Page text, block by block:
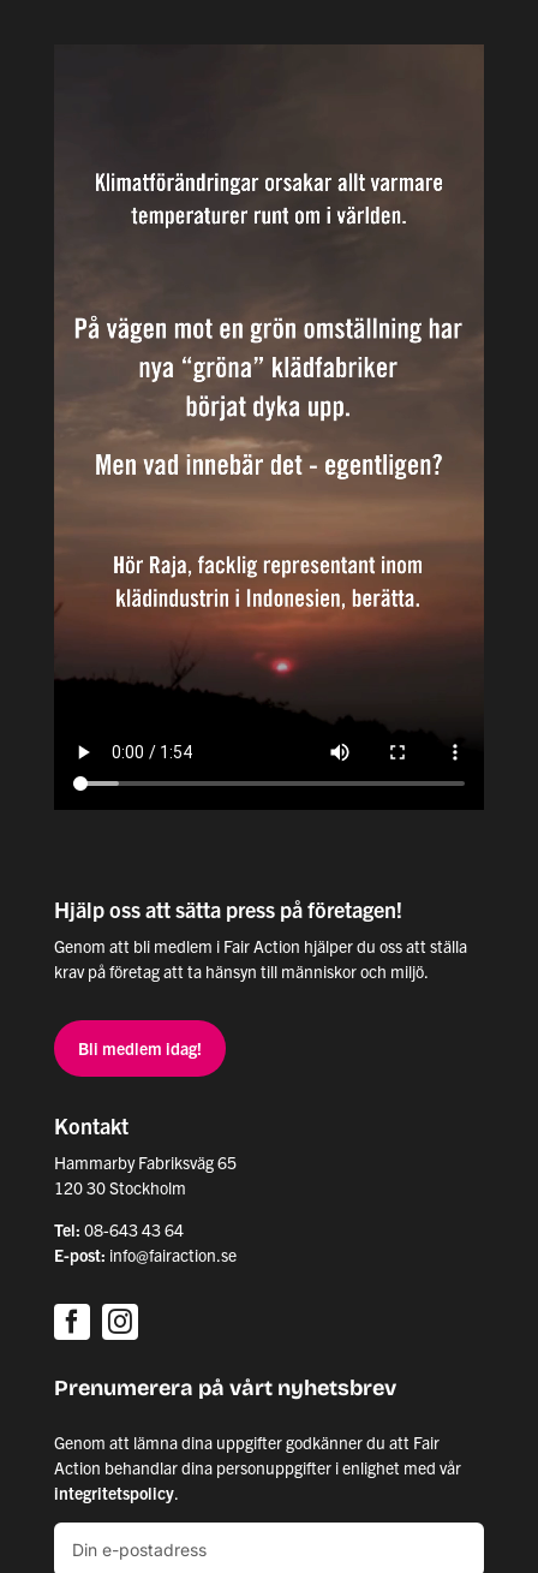
Hjälp oss att sätta press på företagen!
Genom att bli medlem i Fair Action hjälper du oss att ställa
krav på företag att ta hänsyn till människor och miljö.
Bli medlem idag!
Kontakt
Hammarby Fabriksväg 65
120 30 Stockholm
Tel: 08-643 43 64
E-post: info@fairaction.se
Prenumerera på vårt nyhetsbrev
Genom att lämna dina uppgifter godkänner du att Fair
Action behandlar dina personuppgifter i enlighet med vår
integritetspolicy.